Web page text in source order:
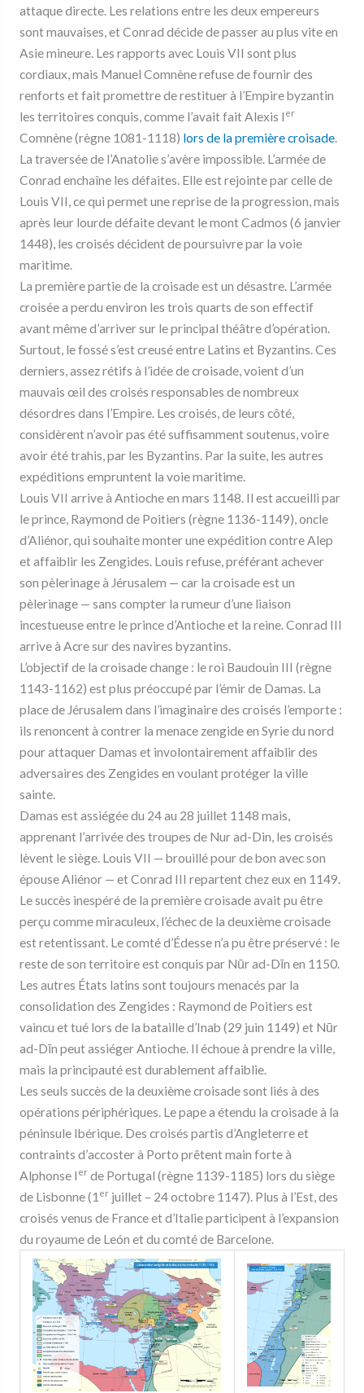
attaque directe. Les relations entre les deux empereurs
sont mauvaises, et Conrad décide de passer au plus vite en
Asie mineure. Les rapports avec Louis VII sont plus
cordiaux, mais Manuel Comnène refuse de fournir des
renforts et fait promettre de restituer à l’Empire byzantin
les territoires conquis, comme l’avait fait Alexis I er
Comnène (règne 1081-1118) lors de la première croisade.
La traversée de l’Anatolie s’avère impossible. L’armée de
Conrad enchaîne les défaites. Elle est rejointe par celle de
Louis VII, ce qui permet une reprise de la progression, mais
après leur lourde défaite devant le mont Cadmos (6 janvier
1448), les croisés décident de poursuivre par la voie
maritime.
La première partie de la croisade est un désastre. L’armée
croisée a perdu environ les trois quarts de son effectif
avant même d’arriver sur le principal théâtre d’opération.
Surtout, le fossé s’est creusé entre Latins et Byzantins. Ces
derniers, assez rétifs à l’idée de croisade, voient d’un
mauvais œil des croisés responsables de nombreux
désordres dans l’Empire. Les croisés, de leurs côté,
considèrent n’avoir pas été suffisamment soutenus, voire
avoir été trahis, par les Byzantins. Par la suite, les autres
expéditions empruntent la voie maritime.
Louis VII arrive à Antioche en mars 1148. Il est accueilli par
le prince, Raymond de Poitiers (règne 1136-1149), oncle
d’Aliénor, qui souhaite monter une expédition contre Alep
et affaiblir les Zengides. Louis refuse, préférant achever
son pèlerinage à Jérusalem — car la croisade est un
pèlerinage — sans compter la rumeur d’une liaison
incestueuse entre le prince d’Antioche et la reine. Conrad III
arrive à Acre sur des navires byzantins.
L’objectif de la croisade change : le roi Baudouin III (règne
1143-1162) est plus préoccupé par l’émir de Damas. La
place de Jérusalem dans l’imaginaire des croisés l’emporte :
ils renoncent à contrer la menace zengide en Syrie du nord
pour attaquer Damas et involontairement affaiblir des
adversaires des Zengides en voulant protéger la ville
sainte.
Damas est assiégée du 24 au 28 juillet 1148 mais,
apprenant l’arrivée des troupes de Nur ad-Din, les croisés
lèvent le siège. Louis VII — brouillé pour de bon avec son
épouse Aliénor — et Conrad III repartent chez eux en 1149.
Le succès inespéré de la première croisade avait pu être
perçu comme miraculeux, l’échec de la deuxième croisade
est retentissant. Le comté d’Édesse n’a pu être préservé : le
reste de son territoire est conquis par Nūr ad-Dīn en 1150.
Les autres États latins sont toujours menacés par la
consolidation des Zengides : Raymond de Poitiers est
vaincu et tué lors de la bataille d’Inab (29 juin 1149) et Nūr
ad-Dīn peut assiéger Antioche. Il échoue à prendre la ville,
mais la principauté est durablement affaiblie.
Les seuls succès de la deuxième croisade sont liés à des
opérations périphériques. Le pape a étendu la croisade à la
péninsule Ibérique. Des croisés partis d’Angleterre et
contraints d’accoster à Porto prêtent main forte à
Alphonse I erde Portugal (règne 1139-1185) lors du siège
de Lisbonne (1 erjuillet – 24 octobre 1147). Plus à l’Est, des
croisés venus de France et d’Italie participent à l’expansion
du royaume de León et du comté de Barcelone.